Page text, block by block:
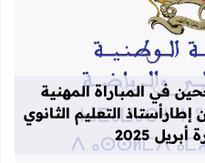
قراءة المزيد عن لوائح نهائية بأسماء
في المباراة المهنية
التعليم الثانوي
2025